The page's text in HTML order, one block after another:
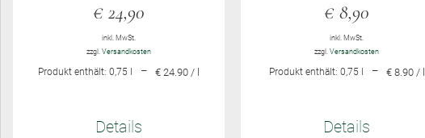
€ 24,90
inkl. MwSt.
zzgl. Versandkosten
Produkt enthält: 0,75 – € 24.90 / l
Details
€ 8,90
inkl. MwSt.
zzgl. Versandkosten
Produkt enthält: 0,75 – € 8.90 / l
Details